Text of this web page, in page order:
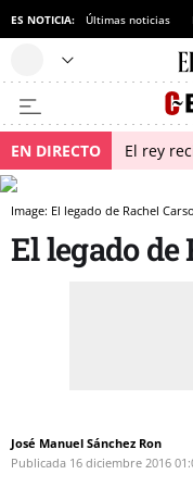
ES NOTICIA: Últimas noticias
EN DIRECTO El rey
Image: El legado de Rachel
El legado de
José Manuel Sánchez Ron
Publicada 16 diciembre 2016